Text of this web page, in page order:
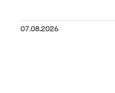
07.08.2026